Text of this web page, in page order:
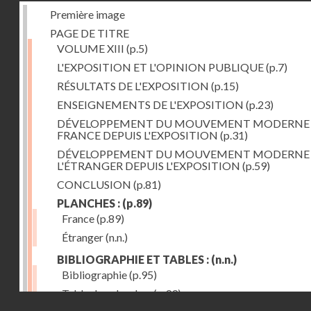
Première image
PAGE DE TITRE
VOLUME XIII (p.5)
L'EXPOSITION ET L'OPINION PUBLIQUE(p.7)
RÉSULTATS DE L'EXPOSITION (p.15)
ENSEIGNEMENTS DE L'EXPOSITION (p.23)
DÉVELOPPEMENT DU MOUVEMENT
FRANCE DEPUIS L'EXPOSITION (p.31)
DÉVELOPPEMENT DU MOUVEMENT
L'ÉTRANGER DEPUIS L'EXPOSITION (p.59)
CONCLUSION (p.81)
PLANCHES : (p.89)
France(p.89)
Étranger(n.n.)
BIBLIOGRAPHIE ET TABLES : (n.n.)
Bibliographie(p.95)
Table des planches(p.99)